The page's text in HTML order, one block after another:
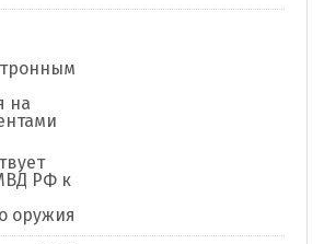
на
РФ к
оружия